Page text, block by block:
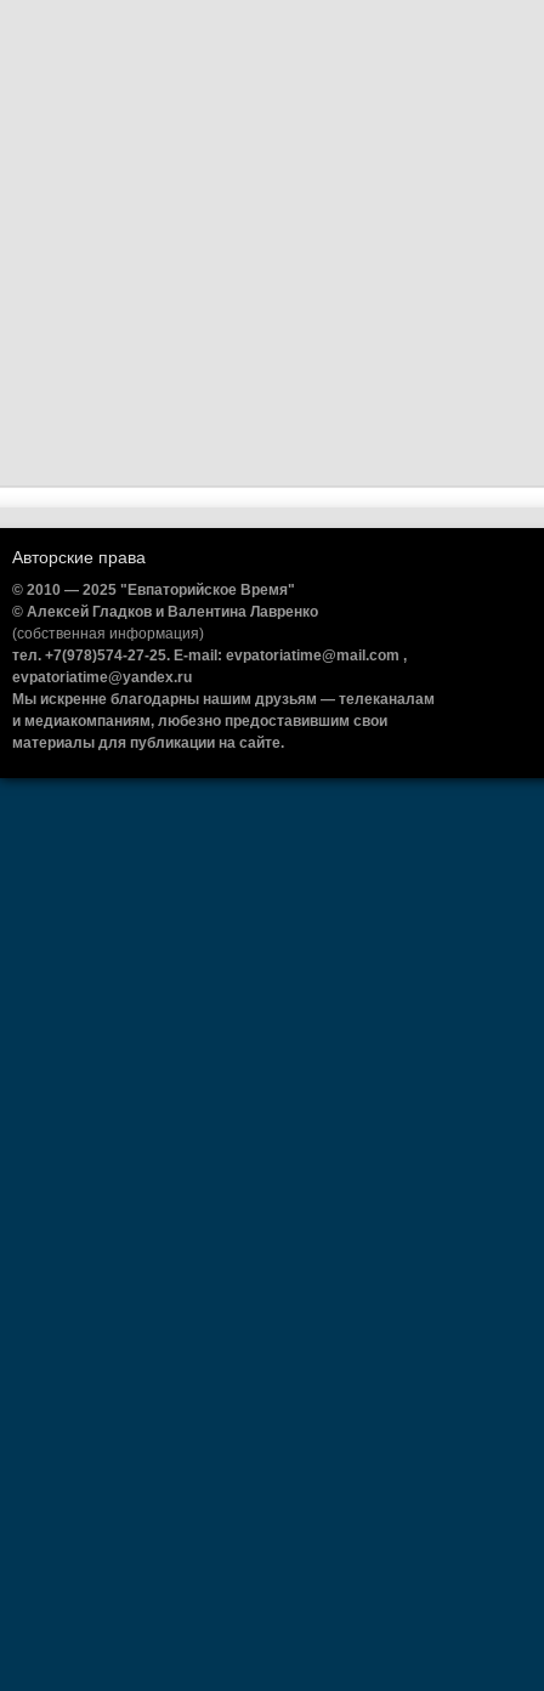
Авторские права
© 2010 — 2025 "Евпаторийское Время"
© Алексей Гладков и Валентина Лавренко
(собственная информация)
тел. +7(978)574-27-25. E-mail: evpatoriatime@mail.com ,
evpatoriatime@yandex.ru
Мы искренне благодарны нашим друзьям — телеканалам
и медиакомпаниям, любезно предоставившим свои
материалы для публикации на сайте.